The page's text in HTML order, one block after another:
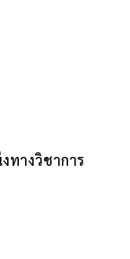
ทางวิชาการ